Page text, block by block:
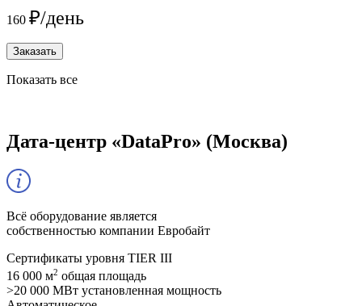
160 ₽/день
Заказать
Показать все
Дата-центр «DataPro» (Москва)
Всё оборудование является
собственностью компании Евробайт
Сертификаты уровня TIER III
16 000 м2 общая площадь
>20 000 МВт установленная мощность